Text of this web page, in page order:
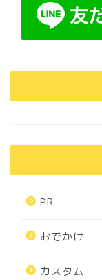
PR
おでかけ
カスタム